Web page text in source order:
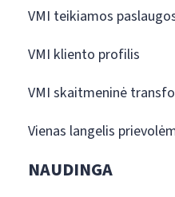
VMI teikiamos
VMI kliento profilis
VMI skaitmeninė
Vienas langelis
NAUDINGA